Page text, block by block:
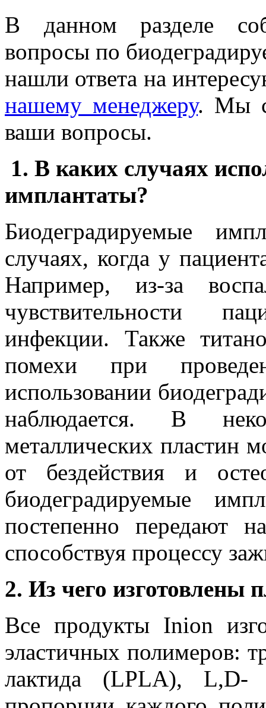
В данном разделе
вопросы по
нашли ответа на
нашему менеджеру. Мы с
ваши вопросы.
1. В каких случаях
имплантаты?
Биодеградируемые
случаях, когда у
Например, из-за
чувствительности
инфекции. Также
помехи при
использовании
наблюдается. В
металлических пластин
от бездействия и
биодеградируемые
постепенно передают
способствуя процессу
2. Из чего изготовлены
Все продукты Inion
эластичных полимеров:
лактида (LPLA), L,D-